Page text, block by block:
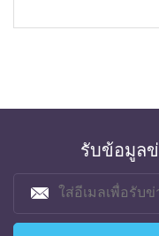
รับข้อมูลข่